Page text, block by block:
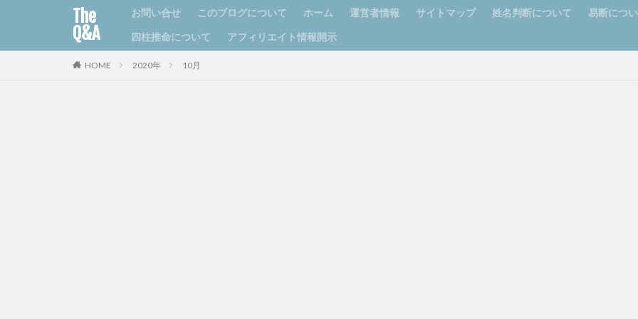
The
Q&A
お問い合せ このブログについて ホーム 運営者情報 サイトマップ 姓名判断について 易断につ
四柱推命について
アフィリエイト情報開示
HOME 2020年 10月